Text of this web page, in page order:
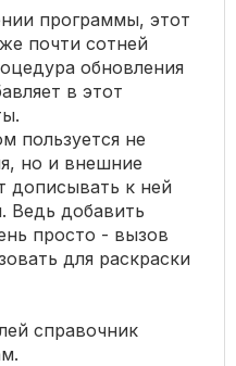
программы, этот
почти сотней
обновления
в этот
пользуется не
но и внешние
дописывать к ней
Ведь добавить
просто - вызов
для раскраски
справочник